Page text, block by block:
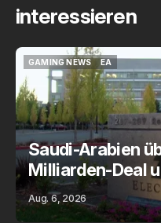
interessieren
GAMING NEWS
GAMING NEWS
EA
EA
Saudi-Arabien
Milliarden-Deal
Aug. 6, 2026